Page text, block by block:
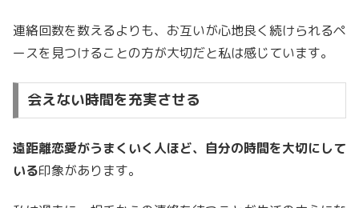
連絡回数を数えるよりも、お互いが心地良く続けられるペ
ースを見つけることの方が大切だと私は感じています。
会えない時間を充実させる
遠距離恋愛がうまくいく人ほど、自分の時間を大切にして
いる印象があります。